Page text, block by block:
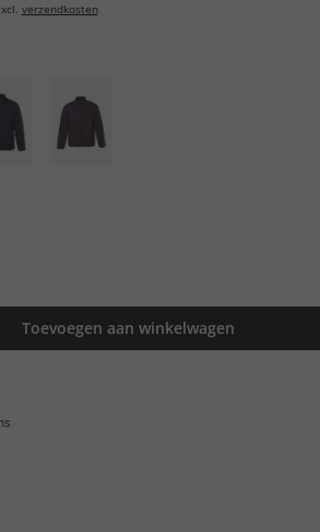
verzendkosten
Toevoegen aan winkelwagen